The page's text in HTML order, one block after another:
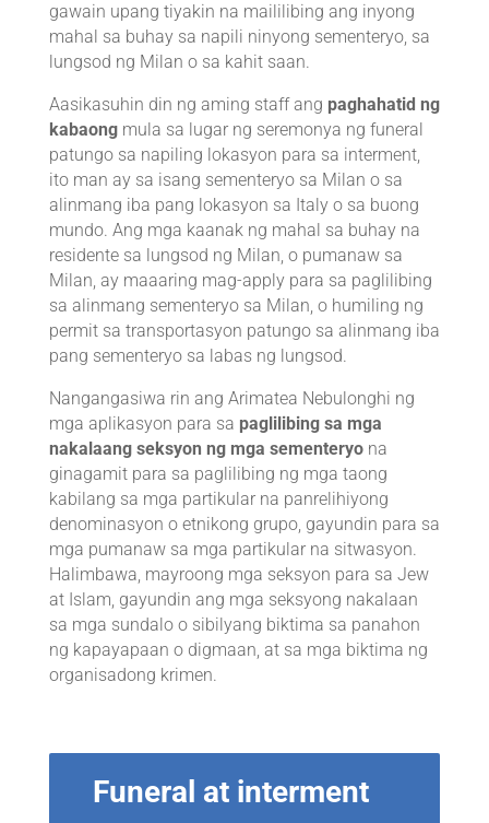
gawain upang tiyakin na maililibing ang inyong
mahal sa buhay sa napili ninyong sementeryo, sa
lungsod ng Milan o sa kahit saan.
Aasikasuhin din ng aming staff ang paghahatid ng
kabaongmula sa lugar ng seremonya ng funeral
patungo sa napiling lokasyon para sa interment,
ito man ay sa isang sementeryo sa Milan o sa
alinmang iba pang lokasyon sa Italy o sa buong
mundo. Ang mga kaanak ng mahal sa buhay na
residente sa lungsod ng Milan, o pumanaw sa
Milan, ay maaaring mag-apply para sa paglilibing
sa alinmang sementeryo sa Milan, o humiling ng
permit sa transportasyon patungo sa alinmang iba
pang sementeryo sa labas ng lungsod.
Nangangasiwa rin ang Arimatea Nebulonghi ng
mga aplikasyon para sa paglilibing sa mga
nakalaang seksyon ng mga sementeryona
ginagamit para sa paglilibing ng mga taong
kabilang sa mga partikular na panrelihiyong
denominasyon o etnikong grupo, gayundin para sa
mga pumanaw sa mga partikular na sitwasyon.
Halimbawa, mayroong mga seksyon para sa Jew
at Islam, gayundin ang mga seksyong nakalaan
sa mga sundalo o sibilyang biktima sa panahon
ng kapayapaan o digmaan, at sa mga biktima ng
organisadong krimen.
Funeral at interment